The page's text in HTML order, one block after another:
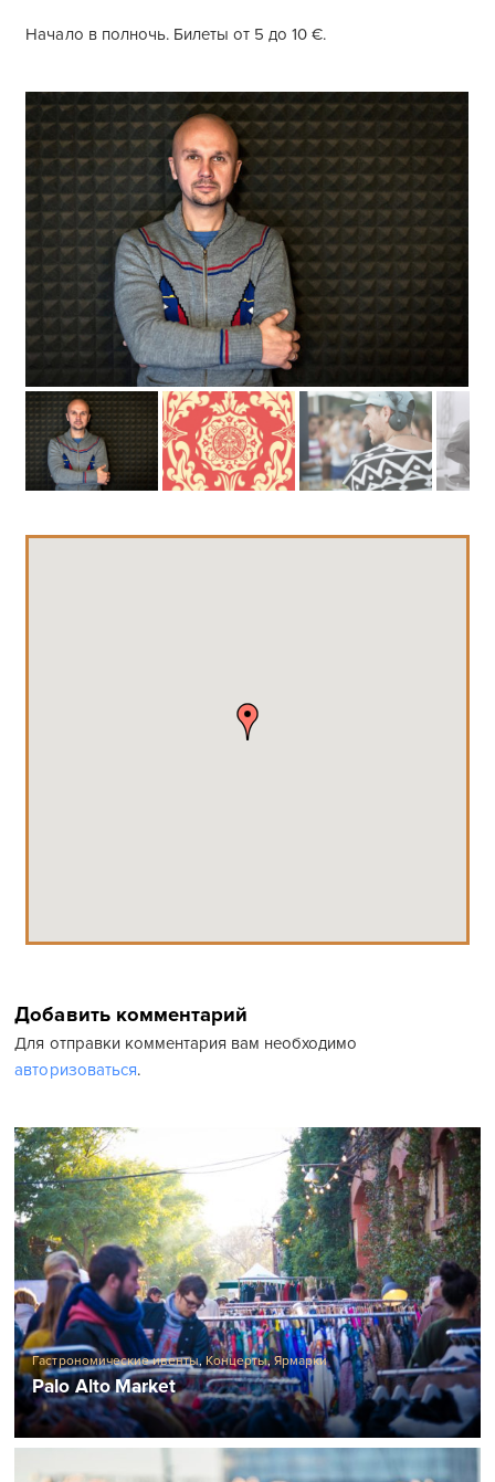
Начало в полночь. Билеты от 5 до 10 €.
Добавить комментарий
Для отправки комментария вам необходимо
авторизоваться.
Гастрономические ивенты,Концерты,Ярмарки
Palo Alto Market